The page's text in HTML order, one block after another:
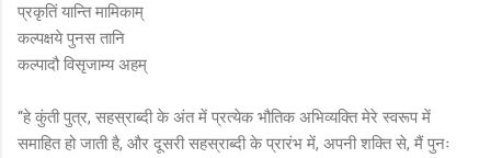
प्रकृतिं यान्ति मामिकाम्
कल्पक्षये पुनस तानि
कल्पादौ विसृजाम्य अहम्
“हे कुंती पुत्र, सहस्राब्दी के अंत में प्रत्येक भौतिक अभिव्यक्ति मेरे स्वरूप में
समाहित हो जाती है, और दूसरी सहस्राब्दी के प्रारंभ में, अपनी शक्ति से, मैं पुनः